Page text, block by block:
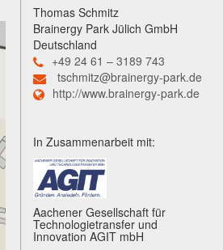
Thomas Schmitz
Brainergy Park Jülich GmbH
Deutschland
+49 24 61 – 3189 743
tschmitz@brainergy-park.de
http://www.brainergy-park.de
In Zusammenarbeit mit:
Aachener Gesellschaft für
Technologietransfer und
Innovation AGIT mbH